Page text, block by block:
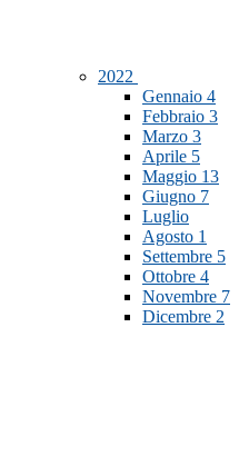
2022
Gennaio 4
Febbraio 3
Marzo 3
Aprile 5
Maggio 13
Giugno 7
Luglio
Agosto 1
Settembre 5
Ottobre 4
Novembre 7
Dicembre 2